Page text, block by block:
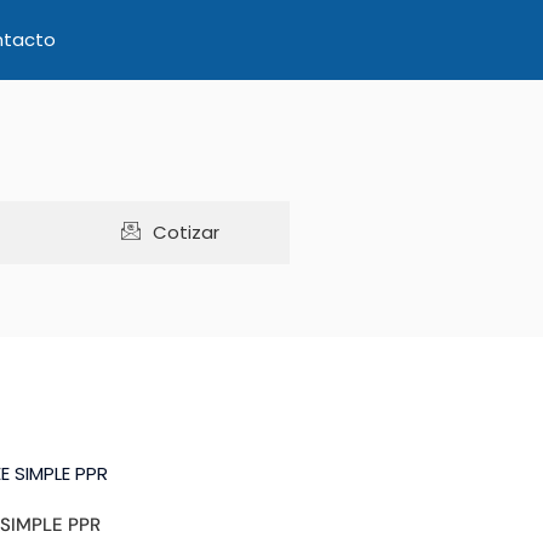
Cotizar
PPR